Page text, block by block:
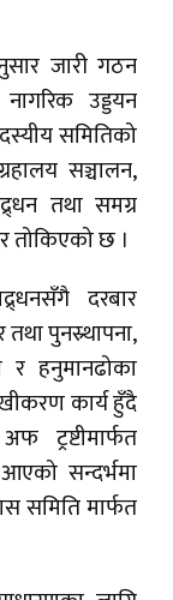
जारी गठन
उड्डयन
समितिको
सञ्चालन,
तथा समग्र
तोकिएको छ ।
दरबार
तथा पुनस्र्थापना,
हनुमानढोका
कार्य हुँदै
ट्रष्टीमार्फत
सन्दर्भमा
समिति मार्फत